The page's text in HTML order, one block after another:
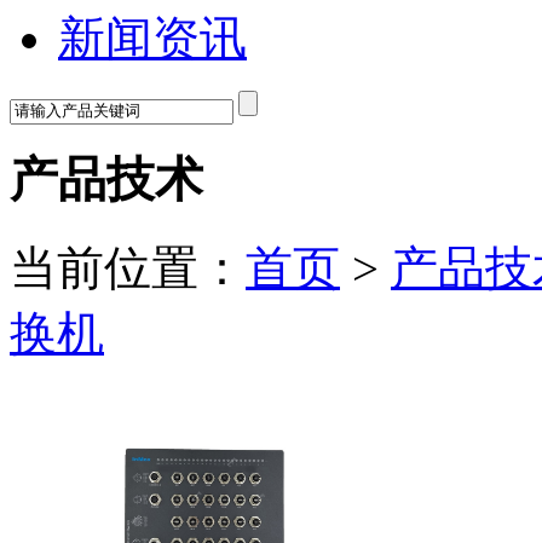
新闻资讯
产品技术
当前位置： 首页 > 产品
换机